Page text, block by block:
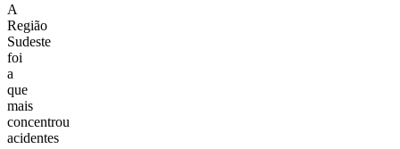
A
Região
Sudeste
foi
a
que
mais
concentrou
acidentes